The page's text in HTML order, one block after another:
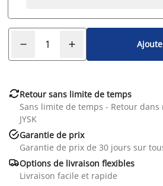
Retour sans limite de temps
Sans limite de temps - Retour
JYSK
Garantie de prix
Garantie de prix de 30 jours sur
Options de livraison flexibles
Livraison facile et rapide